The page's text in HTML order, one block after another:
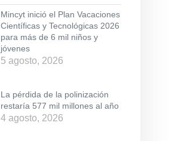
Mincyt inició el Plan Vacaciones
Científicas y Tecnológicas 2026
para más de 6 mil niños y
jóvenes
5 agosto, 2026
La pérdida de la polinización
restaría 577 mil millones al año
4 agosto, 2026